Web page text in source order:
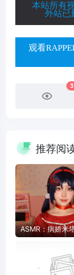
本站所有
外站已
观看
推荐阅
ASMR：病娇米
伴 - 药片、卡带